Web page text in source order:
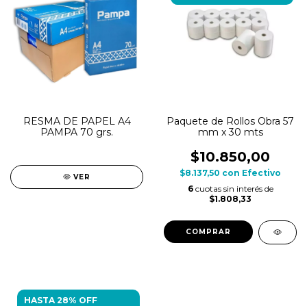
RESMA DE PAPEL A4
PAMPA 70 grs.
VER
Paquete de Rollos Obra 57
mm x 30 mts
$10.850,00
$8.137,50 con Efectivo
6 cuotas sin interés de
$1.808,33
HASTA 28% OFF